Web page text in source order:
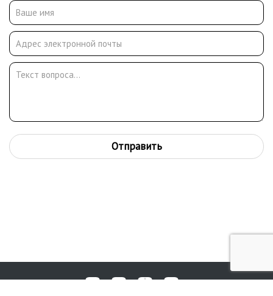
Кулебаки, г. Навашино, г. Городец, п. Ардатов). Был похоронен в
Нижнем Новгороде.
Отправить